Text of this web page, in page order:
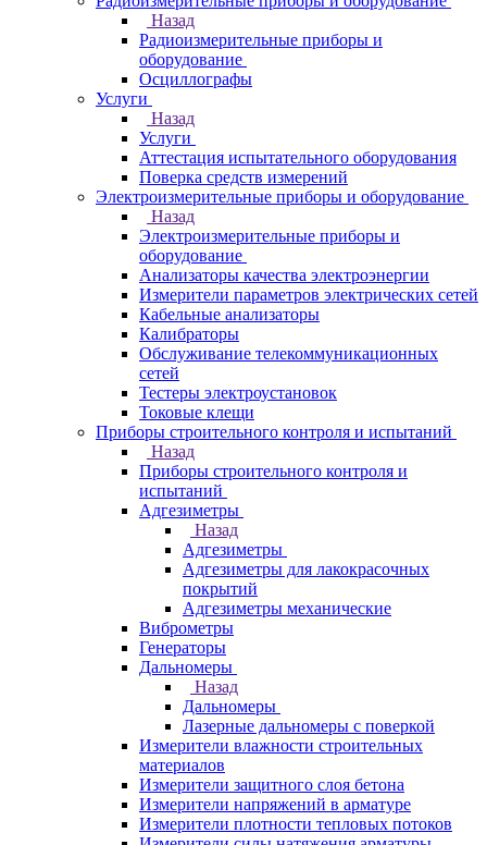
Назад
Радиоизмерительные приборы и
оборудование
Осциллографы
Услуги
Назад
Услуги
Аттестация испытательного оборудования
Поверка средств измерений
Электроизмерительные приборы и оборудование
Назад
Электроизмерительные приборы и
оборудование
Анализаторы качества электроэнергии
Измерители параметров электрических сетей
Кабельные анализаторы
Калибраторы
Обслуживание телекоммуникационных
сетей
Тестеры электроустановок
Токовые клещи
Приборы строительного контроля и испытаний
Назад
Приборы строительного контроля и
испытаний
Адгезиметры
Назад
Адгезиметры
Адгезиметры для лакокрасочных
покрытий
Адгезиметры механические
Виброметры
Генераторы
Дальномеры
Назад
Дальномеры
Лазерные дальномеры с поверкой
Измерители влажности строительных
материалов
Измерители защитного слоя бетона
Измерители напряжений в арматуре
Измерители плотности тепловых потоков